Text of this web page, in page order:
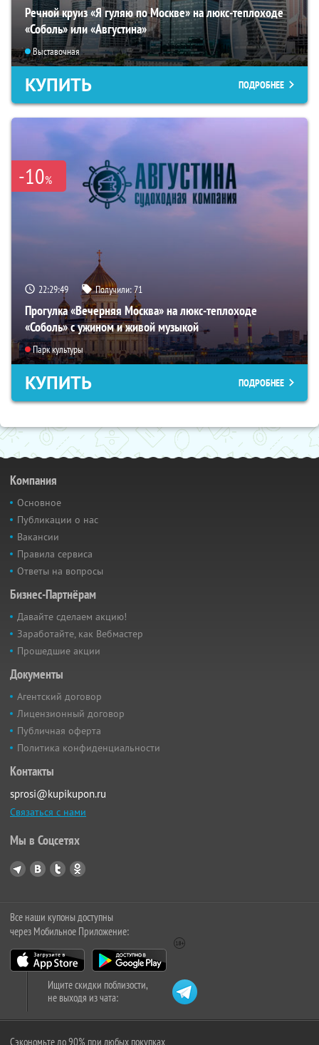
Речной круиз «Я гуляю по Москве» на люкс-теплоходе
«Соболь» или «Августина»
Выставочная
КУПИТЬ ПОДРОБНЕЕ
-10%
22:29:48 Получили:71
Прогулка «Вечерняя Москва» на люкс-теплоходе
«Соболь» с ужином и живой музыкой
Парк культуры
КУПИТЬ ПОДРОБНЕЕ
Компания
Основное
Публикации о нас
Вакансии
Правила сервиса
Ответы на вопросы
Бизнес-Партнёрам
Давайте сделаем акцию!
Заработайте, как Вебмастер
Прошедшие акции
Документы
Агентский договор
Лицензионный договор
Публичная оферта
Политика конфиденциальности
Контакты
sprosi@kupikupon.ru
Связаться с нами
Мы в Соцсетях
Все наши купоны доступны
через Мобильное Приложение:
Ищите скидки поблизости,
не выходя из чата:
Сэкономьте до 90% при любых покупках